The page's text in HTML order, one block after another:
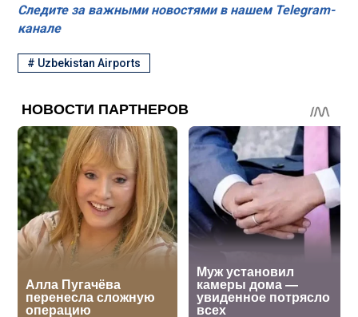
Следите за важными новостями в нашем Telegram-
канале
# Uzbekistan Airports